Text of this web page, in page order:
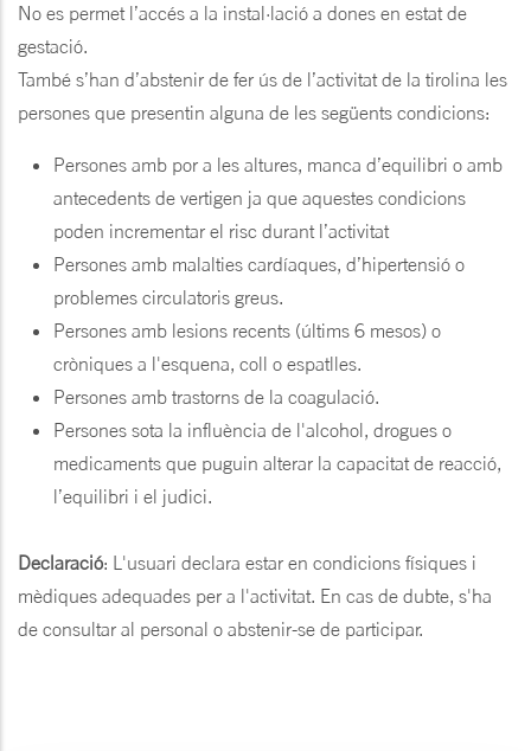
No es permet l’accés a la instal·lació a dones en estat de
gestació.
També s’han d’abstenir de fer ús de l’activitat de la tirolina les
persones que presentin alguna de les següents condicions:
Persones amb por a les altures, manca d’equilibri o amb
antecedents de vertigen ja que aquestes condicions
poden incrementar el risc durant l’activitat
Persones amb malalties cardíaques, d’hipertensió o
problemes circulatoris greus.
Persones amb lesions recents (últims 6 mesos) o
cròniques a l'esquena, coll o espatlles.
Persones amb trastorns de la coagulació.
Persones sota la influència de l'alcohol, drogues o
medicaments que puguin alterar la capacitat de reacció,
l’equilibri i el judici.
Declaració: L'usuari declara estar en condicions físiques i
mèdiques adequades per a l'activitat. En cas de dubte, s'ha
de consultar al personal o abstenir-se de participar.